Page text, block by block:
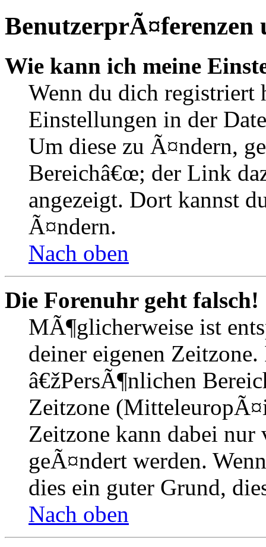
BenutzerprÃ¤ferenzen
Wie kann ich meine
Wenn du dich registriert
Einstellungen in der
Um diese zu Ã¤ndern,
Bereichâ€œ; der Link
angezeigt. Dort kannst
Ã¤ndern.
Nach oben
Die Forenuhr geht falsch!
MÃ¶glicherweise ist
deiner eigenen
â€žPersÃ¶nlichen
Zeitzone
Zeitzone kann dabei
geÃ¤ndert werden.
dies ein guter Grund,
Nach oben